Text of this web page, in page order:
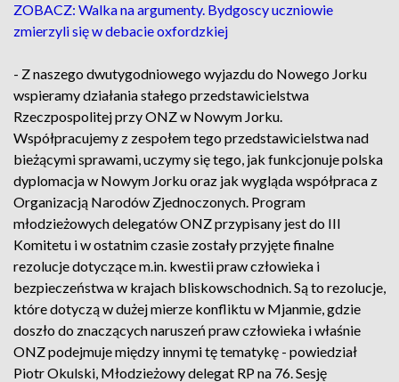
ZOBACZ: Walka na argumenty. Bydgoscy uczniowie
zmierzyli się w debacie oxfordzkiej
- Z naszego dwutygodniowego wyjazdu do Nowego Jorku
wspieramy działania stałego przedstawicielstwa
Rzeczpospolitej przy ONZ w Nowym Jorku.
Współpracujemy z zespołem tego przedstawicielstwa nad
bieżącymi sprawami, uczymy się tego, jak funkcjonuje polska
dyplomacja w Nowym Jorku oraz jak wygląda współpraca z
Organizacją Narodów Zjednoczonych. Program
młodzieżowych delegatów ONZ przypisany jest do III
Komitetu i w ostatnim czasie zostały przyjęte finalne
rezolucje dotyczące m.in. kwestii praw człowieka i
bezpieczeństwa w krajach bliskowschodnich. Są to rezolucje,
które dotyczą w dużej mierze konfliktu w Mjanmie, gdzie
doszło do znaczących naruszeń praw człowieka i właśnie
ONZ podejmuje między innymi tę tematykę - powiedział
Piotr Okulski, Młodzieżowy delegat RP na 76. Sesję